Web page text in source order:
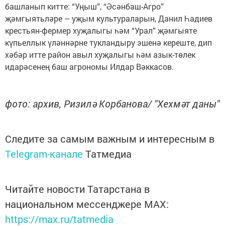
башланып китте: “Уңыш”, “Әсәнбаш-Агро”
җәмгыятьләре – уҗым культураларын, Данил Һадиев
крестьян-фермер хуҗалыгы һәм “Урал” җәмгыяте
күпьеллык үләннәрне тукландыру эшенә кереште, дип
хәбәр итте район авыл хуҗалыгы һәм азык-төлек
идарәсенең баш агрономы Илдар Вәккасов.
фото: архив, Ризилә Корбанова/ "Хехмәт даны"
Следите за самым важным и интересным в
Telegram-канале Татмедиа
Читайте новости Татарстана в
национальном мессенджере MАХ:
https://max.ru/tatmedia